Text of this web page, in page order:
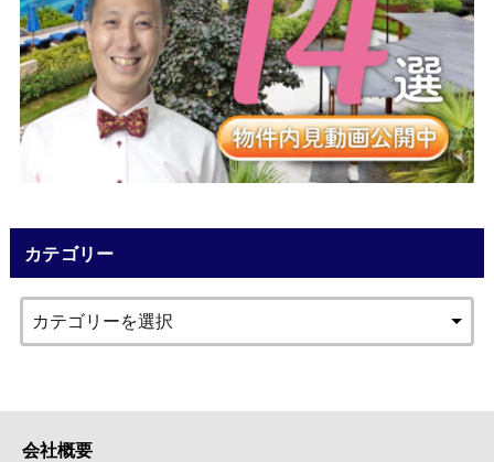
カテゴリー
会社概要